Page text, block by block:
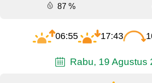
87 %
06:55 17:43
Rabu, 19 Agustus